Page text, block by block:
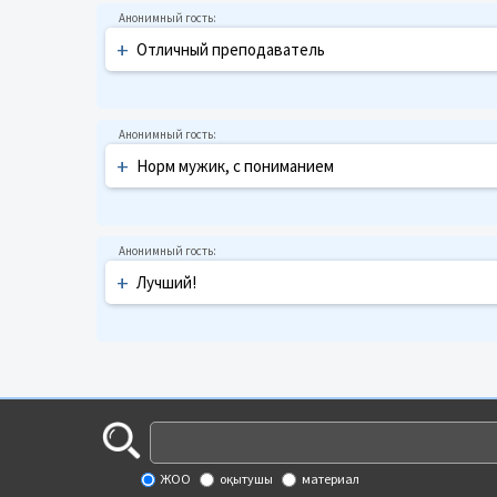
+ Отличный преподаватель
+ Норм мужик, с пониманием
+ Лучший!
ЖОО оқытушы материал